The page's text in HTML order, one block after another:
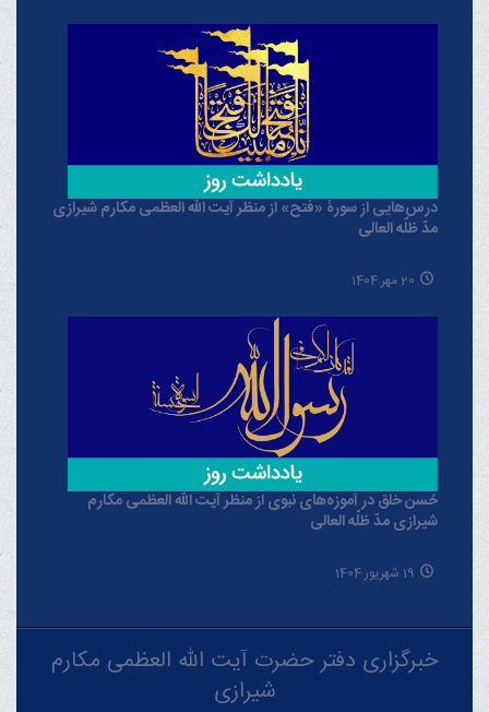
درس‌هایی از سورۀ «فتح» از منظر آیت الله العظمی مکارم شیرازی
مدّ ظلّه العالی
20 مهر 1404
حُسن خلق در آموزه‌های نبوی از منظر آیت الله العظمی مکارم
شیرازی مدّ ظلّه العالی
19 شهریور 1404
خبرگزاری دفتر حضرت آیت الله العظمی مکارم
شیرازی